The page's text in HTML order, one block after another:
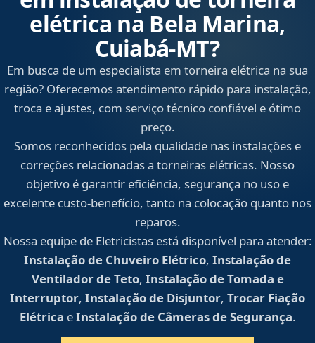
elétrica na Bela Marina,
Cuiabá‑MT?
Em busca de um especialista em torneira elétrica na sua
região? Oferecemos atendimento rápido para instalação,
troca e ajustes, com serviço técnico confiável e ótimo
preço.
Somos reconhecidos pela qualidade nas instalações e
correções relacionadas a torneiras elétricas. Nosso
objetivo é garantir eficiência, segurança no uso e
excelente custo-benefício, tanto na colocação quanto nos
reparos.
Nossa equipe de Eletricistas está disponível para atender:
Instalação de Chuveiro Elétrico, Instalação de
Ventilador de Teto, Instalação de Tomada e
Interruptor, Instalação de Disjuntor, Trocar Fiação
Elétrica eInstalação de Câmeras de Segurança.